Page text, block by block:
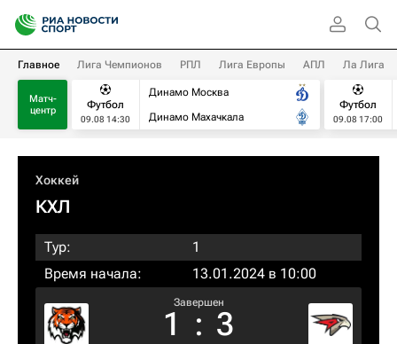
Главное Лига Чемпионов РПЛ Лига Европы АПЛ Ла Лига
Матч-
центр
Футбол
09.08 14:30
Динамо Москва
Динамо Махачкала
Футбол
09.08 17:00
Хоккей
КХЛ
Тур:
1
Время начала:
13.01.2024 в 10:00
Завершен
1 : 3